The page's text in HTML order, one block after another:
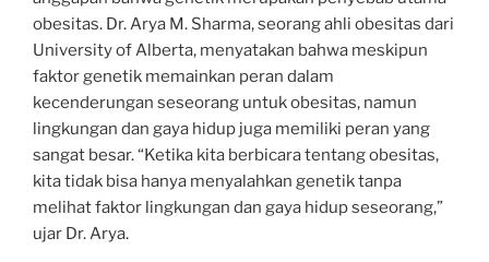
obesitas. Dr. Arya M. Sharma, seorang ahli obesitas dari
University of Alberta, menyatakan bahwa meskipun
faktor genetik memainkan peran dalam
kecenderungan seseorang untuk obesitas, namun
lingkungan dan gaya hidup juga memiliki peran yang
sangat besar. “Ketika kita berbicara tentang obesitas,
kita tidak bisa hanya menyalahkan genetik tanpa
melihat faktor lingkungan dan gaya hidup seseorang,”
ujar Dr. Arya.